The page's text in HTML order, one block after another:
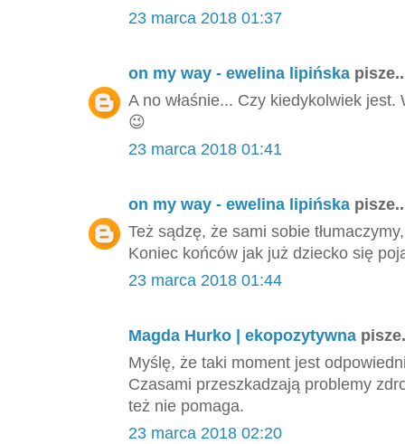
23 marca 2018 01:37
on my way - ewelina lipińska
A no właśnie... Czy kiedykolwiek
😉
23 marca 2018 01:41
on my way - ewelina lipińska
Też sądzę, że sami sobie
Koniec końców jak już dziecko się
23 marca 2018 01:44
Magda Hurko | ekopozytywna
Myślę, że taki moment jest
Czasami przeszkadzają problemy
też nie pomaga.
23 marca 2018 02:20